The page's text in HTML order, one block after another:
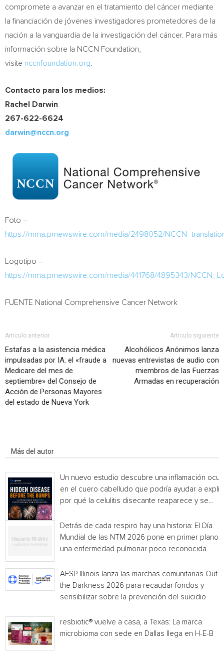
compromete a avanzar en el tratamiento del cáncer mediante
la financiación de jóvenes investigadores prometedores de la
nación a la vanguardia de la investigación del cáncer. Para más
información sobre la NCCN Foundation,
visite nccnfoundation.org
Contacto para los medios:
Rachel Darwin
267-622-6624
darwin@nccn.org
Foto –
https://mma.prnewswire.com/media/2498052/
Logotipo –
https://mma.prnewswire.com/media/441768/4895343/
FUENTE National Comprehensive Cancer Network
Artículo anterior
Estafas a la asistencia médica
impulsadas por IA: el «fraude a
Medicare del mes de
septiembre» del Consejo de
Acción de Personas Mayores
del estado de Nueva York
Artículo siguiente
Alcohólicos Anónimos lanza
nuevas entrevistas de audio con
miembros de las Fuerzas
Armadas en recuperación
Más del autor
Un nuevo estudio descubre una inflamación
en el cuero cabelludo que podría ayudar a
por qué la celulitis disecante reaparece y se...
Detrás de cada respiro hay una historia: El Día
Mundial de las NTM 2026 pone en primer plano
una enfermedad pulmonar poco reconocida
AFSP Illinois lanza las marchas comunitarias Out
the Darkness 2026 para recaudar fondos y
sensibilizar sobre la prevención del suicidio
resbiotic® vuelve a casa, a Texas: La marca
microbioma con sede en Dallas llega en H-E-B